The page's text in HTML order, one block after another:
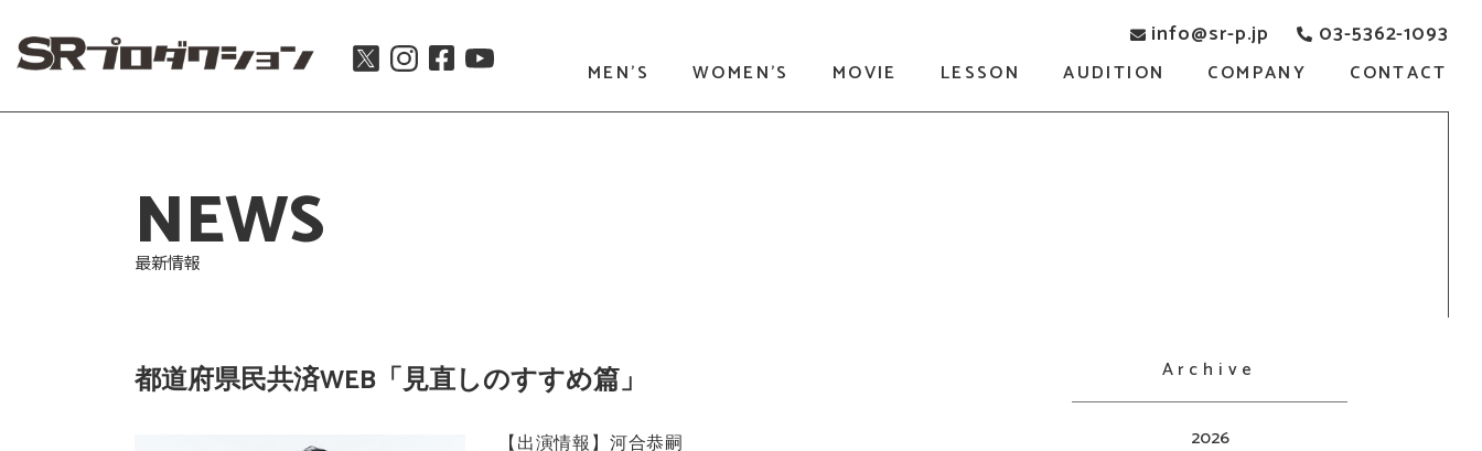
info@sr-p.jp 03-5362-1093
MEN'S WOMEN'S MOVIE LESSON AUDITION COMPANY CONTACT
NEWS
最新情報
都道府県民共済WEB「見直しのすすめ篇」
【出演情報】河合恭嗣
Archive
2026